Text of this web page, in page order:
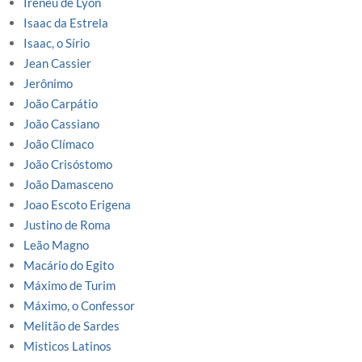
Isaac da Estrela
Isaac, o Sírio
Jean Cassier
Jerônimo
João Carpátio
João Cassiano
João Clímaco
João Crisóstomo
João Damasceno
Joao Escoto Erigena
Justino de Roma
Leão Magno
Macário do Egito
Máximo de Turim
Máximo, o Confessor
Melitão de Sardes
Misticos Latinos